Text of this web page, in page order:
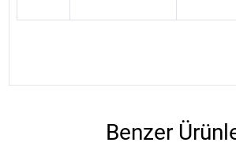
Benzer